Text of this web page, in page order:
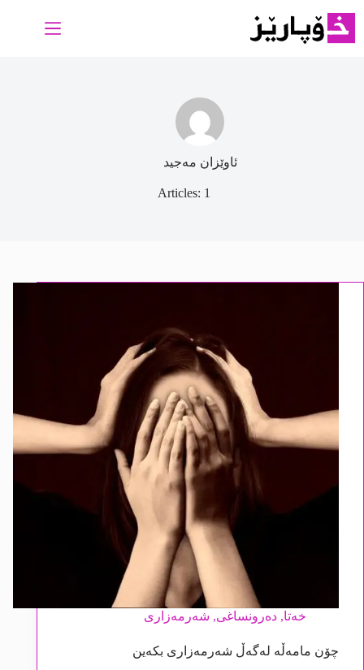
content
ئاوێزان مەجید
Articles: 1
خەتا, دەرونساغی, شەرمەزاری
چۆن مامەڵە لەگەڵ شەرمەزاری بکەین